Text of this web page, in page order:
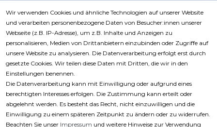
Zahlungsarten
Wir verwenden Cookies und ähnliche Technologien auf unserer Website
und verarbeiten personenbezogene Daten von Besucher:innen unserer
Webseite (z.B. IP-Adresse), um z.B. Inhalte und Anzeigen zu
personalisieren, Medien von Drittanbietern einzubinden oder Zugriffe auf
unsere Website zu analysieren. Die Datenverarbeitung erfolgt erst durch
gesetzte Cookies. Wir teilen diese Daten mit Dritten, die wir in den
Einstellungen benennen.
Die Datenverarbeitung kann mit Einwilligung oder aufgrund eines
berechtigten Interesses erfolgen. Die Zustimmung kann erteilt oder
abgelehnt werden. Es besteht das Recht, nicht einzuwilligen und die
Einwilligung zu einem späteren Zeitpunkt zu ändern oder zu widerrufen.
Beachten Sie unser Impressum und weitere Hinweise zur Verwendung